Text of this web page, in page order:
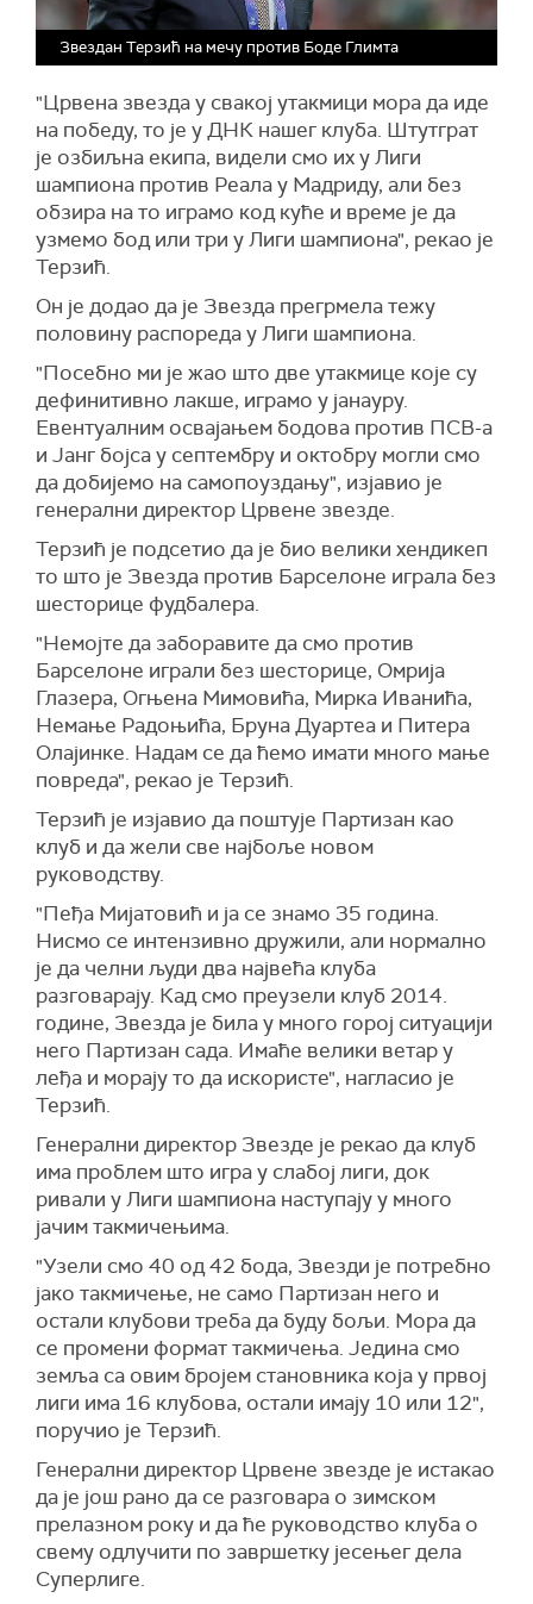
Звездан Терзић на мечу против Боде Глимта
"Црвена звезда у свакој утакмици мора да иде
на победу, то је у ДНК нашег клуба. Штутграт
је озбиљна екипа, видели смо их у Лиги
шампиона против Реала у Мадриду, али без
обзира на то играмо код куће и време је да
узмемо бод или три у Лиги шампиона", рекао је
Терзић.
Он је додао да је Звезда прегрмела тежу
половину распореда у Лиги шампиона.
"Посебно ми је жао што две утакмице које су
дефинитивно лакше, играмо у јанауру.
Евентуалним освајањем бодова против ПСВ-а
и Јанг бојса у септембру и октобру могли смо
да добијемо на самопоуздању", изјавио је
генерални директор Црвене звезде.
Терзић је подсетио да је био велики хендикеп
то што је Звезда против Барселоне играла без
шесторице фудбалера.
"Немојте да заборавите да смо против
Барселоне играли без шесторице, Омрија
Глазера, Огњена Мимовића, Мирка Иванића,
Немање Радоњића, Бруна Дуартеа и Питера
Олајинке. Надам се да ћемо имати много мање
повреда", рекао је Терзић.
Терзић је изјавио да поштује Партизан као
клуб и да жели све најбоље новом
руководству.
"Пеђа Мијатовић и ја се знамо 35 година.
Нисмо се интензивно дружили, али нормално
је да челни људи два највећа клуба
разговарају. Кад смо преузели клуб 2014.
године, Звезда је била у много горој ситуацији
него Партизан сада. Имаће велики ветар у
леђа и морају то да искористе", нагласио је
Терзић.
Генерални директор Звезде је рекао да клуб
има проблем што игра у слабој лиги, док
ривали у Лиги шампиона наступају у много
јачим такмичењима.
"Узели смо 40 од 42 бода, Звезди је потребно
јако такмичење, не само Партизан него и
остали клубови треба да буду бољи. Мора да
се промени формат такмичења. Једина смо
земља са овим бројем становника која у првој
лиги има 16 клубова, остали имају 10 или 12",
поручио је Терзић.
Генерални директор Црвене звезде је истакао
да је још рано да се разговара о зимском
прелазном року и да ће руководство клуба о
свему одлучити по завршетку јесењег дела
Суперлиге.